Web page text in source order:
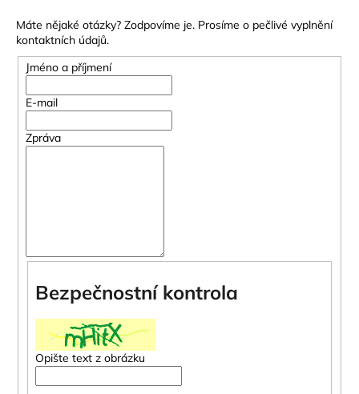
Máte nějaké otázky? Zodpovíme je. Prosíme o pečlivé vyplnění
kontaktních údajů.
Jméno a příjmení
E-mail
Zpráva
Bezpečnostní kontrola
Opište text z obrázku
p
o
r